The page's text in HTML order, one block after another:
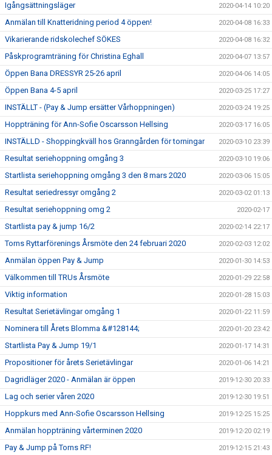
Igångsättningsläger 2020-04-14 10:20
Anmälan till Knatteridning period 4 öppen! 2020-04-08 16:33
Vikarierande ridskolechef SÖKES 2020-04-08 16:32
Påskprogramträning för Christina Eghall 2020-04-07 13:57
Öppen Bana DRESSYR 25-26 april 2020-04-06 14:05
Öppen Bana 4-5 april 2020-03-25 17:27
INSTÄLLT - (Pay & Jump ersätter Vårhoppningen) 2020-03-24 19:25
Hoppträning för Ann-Sofie Oscarsson Hellsing 2020-03-17 16:05
INSTÄLLD - Shoppingkväll hos Granngården för torningar 2020-03-10 23:39
Resultat seriehoppning omgång 3 2020-03-10 19:06
Startlista seriehoppning omgång 3 den 8 mars 2020 2020-03-06 15:05
Resultat seriedressyr omgång 2 2020-03-02 01:13
Resultat seriehoppning omg 2 2020-02-17
Startlista pay & jump 16/2 2020-02-14 22:17
Torns Ryttarförenings Årsmöte den 24 februari 2020 2020-02-03 12:02
Anmälan öppen Pay & Jump 2020-01-30 14:53
Välkommen till TRUs Årsmöte 2020-01-29 22:58
Viktig information 2020-01-28 15:03
Resultat Serietävlingar omgång 1 2020-01-22 11:59
Nominera till Årets Blomma &#128144; 2020-01-20 23:42
Startlista Pay & Jump 19/1 2020-01-17 14:31
Propositioner för årets Serietävlingar 2020-01-06 14:21
Dagridläger 2020 - Anmälan är öppen 2019-12-30 20:33
Lag och serier våren 2020 2019-12-30 19:51
Hoppkurs med Ann-Sofie Oscarsson Hellsing 2019-12-25 15:25
Anmälan hoppträning vårterminen 2020 2019-12-20 02:19
Pay & Jump på Torns RF! 2019-12-15 21:43